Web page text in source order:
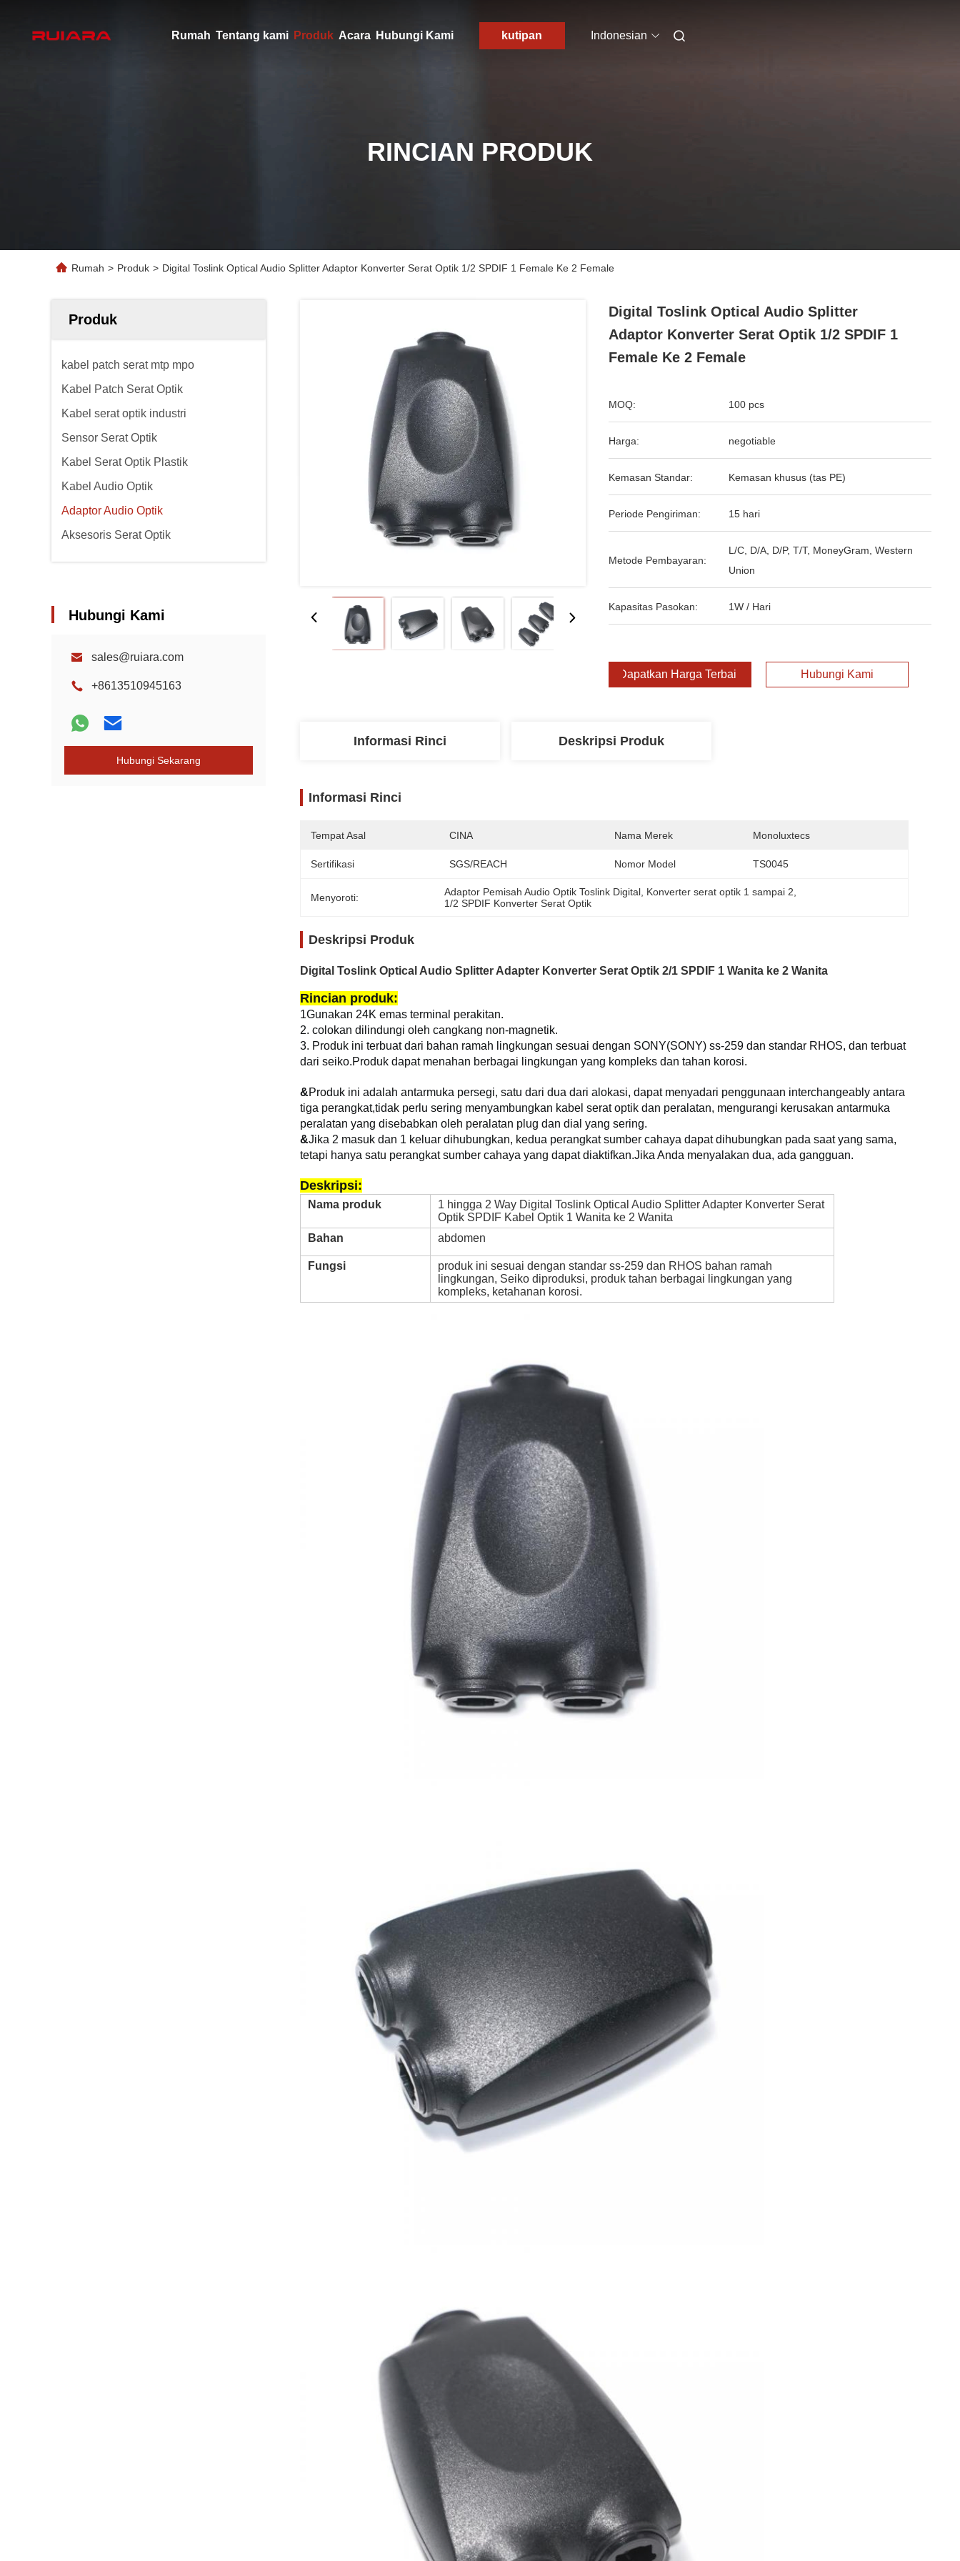
Rumah Tentang kami Produk Acara Hubungi Kami kutipan Indonesian
RINCIAN PRODUK
Rumah > Produk > Digital Toslink Optical Audio Splitter Adaptor Konverter Serat Optik 1/2 SPDIF 1 Female Ke 2 Female
Produk
kabel patch serat mtp mpo
Kabel Patch Serat Optik
Kabel serat optik industri
Sensor Serat Optik
Kabel Serat Optik Plastik
Kabel Audio Optik
Adaptor Audio Optik
Aksesoris Serat Optik
Hubungi Kami
sales@ruiara.com
+8613510945163
Hubungi Sekarang
Digital Toslink Optical Audio Splitter
Adaptor Konverter Serat Optik 1/2 SPDIF 1
Female Ke 2 Female
MOQ: 100 pcs
Harga: negotiable
Kemasan Standar: Kemasan khusus (tas PE)
Periode Pengiriman: 15 hari
Metode Pembayaran:
L/C, D/A, D/P, T/T, MoneyGram, Western
Union
Kapasitas Pasokan: 1W / Hari
Dapatkan Harga Terbaik Hubungi Kami
Informasi Rinci Deskripsi Produk
Informasi Rinci
Tempat Asal CINA Nama Merek Monoluxtecs
Sertifikasi SGS/REACH Nomor Model TS0045
Menyoroti: Adaptor Pemisah Audio Optik Toslink Digital Konverter serat optik 1 sampai 2
1/2 SPDIF Konverter Serat Optik
Deskripsi Produk
Digital Toslink Optical Audio Splitter Adapter Konverter Serat Optik 2/1 SPDIF 1 Wanita ke 2 Wanita
Rincian produk:
1Gunakan 24K emas terminal perakitan.
2. colokan dilindungi oleh cangkang non-magnetik.
3. Produk ini terbuat dari bahan ramah lingkungan sesuai dengan SONY(SONY) ss-259 dan standar RHOS, dan terbuat
dari seiko.Produk dapat menahan berbagai lingkungan yang kompleks dan tahan korosi.
&Produk ini adalah antarmuka persegi, satu dari dua dari alokasi, dapat menyadari penggunaan interchangeably antara
tiga perangkat,tidak perlu sering menyambungkan kabel serat optik dan peralatan, mengurangi kerusakan antarmuka
peralatan yang disebabkan oleh peralatan plug dan dial yang sering.
&Jika 2 masuk dan 1 keluar dihubungkan, kedua perangkat sumber cahaya dapat dihubungkan pada saat yang sama,
tetapi hanya satu perangkat sumber cahaya yang dapat diaktifkan.Jika Anda menyalakan dua, ada gangguan.
Deskripsi:
Nama produk
1 hingga 2 Way Digital Toslink Optical Audio Splitter Adapter Konverter Serat
Optik SPDIF Kabel Optik 1 Wanita ke 2 Wanita
Bahan
abdomen
Fungsi
produk ini sesuai dengan standar ss-259 dan RHOS bahan ramah
lingkungan, Seiko diproduksi, produk tahan berbagai lingkungan yang
kompleks, ketahanan korosi.